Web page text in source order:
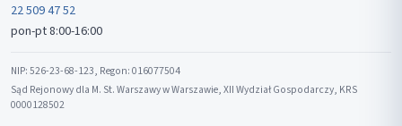
22 509 47 52
pon-pt 8:00-16:00
NIP: 526-23-68-123, Regon: 016077504
Sąd Rejonowy dla M. St. Warszawy w Warszawie, XII Wydział Gospodarczy, KRS
0000128502